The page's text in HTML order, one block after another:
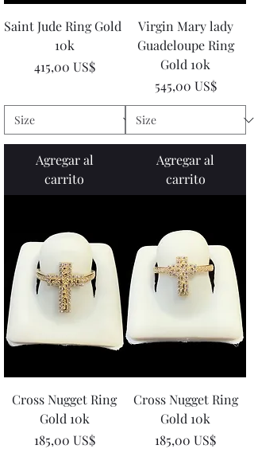
Saint Jude Ring Gold
10k
Precio
415,00 US$
Agregar al
carrito
Virgin Mary lady
Guadeloupe Ring
Gold 10k
Precio
545,00 US$
Agregar al
carrito
Cross Nugget Ring
Gold 10k
Precio
185,00 US$
Cross Nugget Ring
Gold 10k
Precio
185,00 US$